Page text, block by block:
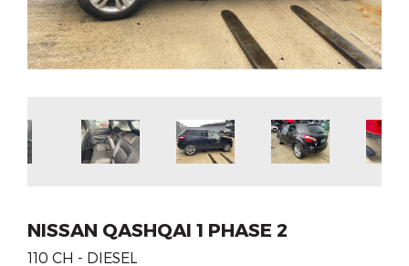
NISSAN QASHQAI 1 PHASE 2
110 CH - DIESEL